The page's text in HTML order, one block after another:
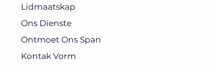
Lidmaatskap
Ons Dienste
Ontmoet Ons Span
Kontak Vorm